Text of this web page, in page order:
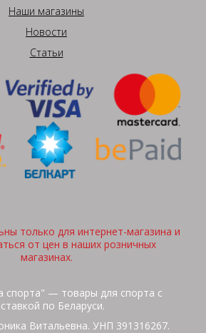
Наши магазины
Новости
Статьи
только для интернет-магазина и
от цен в наших розничных
магазинах.
спорта" — товары для спорта с
по Беларуси.
Витальевна. УНП 391316267.